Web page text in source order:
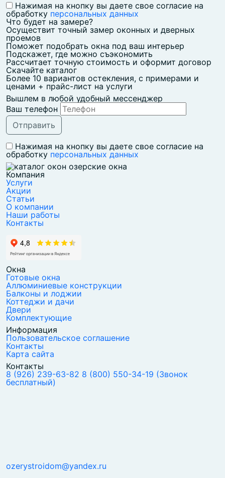
Нажимая на кнопку вы даете свое согласие на
обработку персональных данных
Что будет на замере?
Осуществит точный замер оконных и дверных
проемов
Поможет подобрать окна под ваш интерьер
Подскажет, где можно съэкономить
Рассчитает точную стоимость и оформит договор
Скачайте каталог
Более 10 вариантов остекления, с примерами и
ценами + прайс-лист на услуги
Вышлем в любой удобный мессенджер
Ваш телефон
Нажимая на кнопку вы даете свое согласие на
обработку персональных данных
Компания
Услуги
Акции
Статьи
О компании
Наши работы
Контакты
Окна
Готовые окна
Аллюминиевые конструкции
Балконы и лоджии
Коттеджи и дачи
Двери
Комплектующие
Информация
Пользовательское соглашение
Контакты
Карта сайта
Контакты
8 (926) 239-63-82 8 (800) 550-34-19 (Звонок
бесплатный)
ozerystroidom@yandex.ru